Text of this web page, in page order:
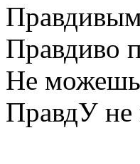
Правдиво
Не можешь
ПравдУ